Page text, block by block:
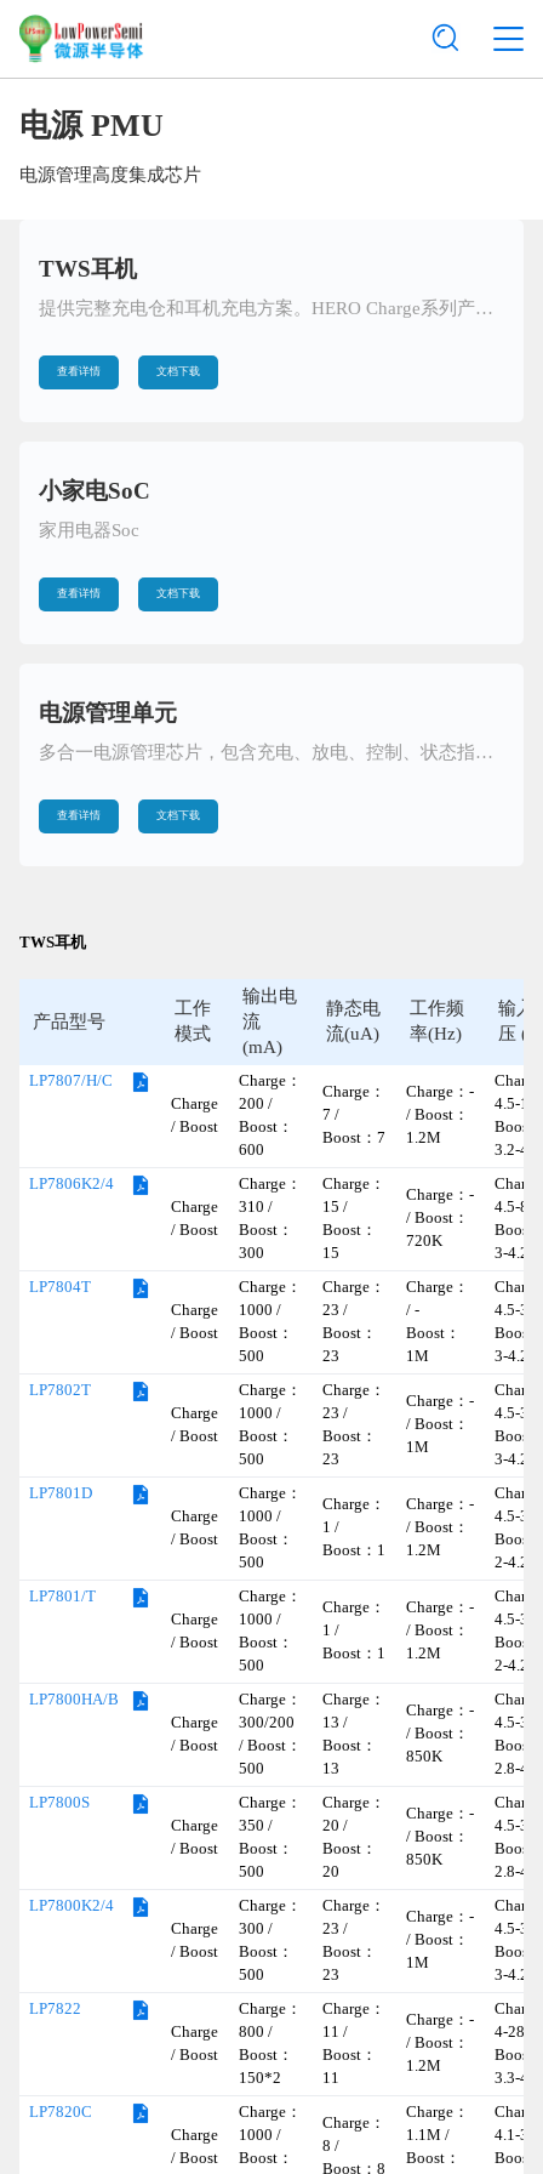
电源 PMU
电源管理高度集成芯片
TWS耳机
提供完整充电仓和耳机充电方案。HERO Charge系列产品支持高达5C（250mA）充电，比普通耳机充电效率高20%，提高充电仓电池续航时间
查看详情 文档下载
小家电SoC
家用电器Soc
查看详情 文档下载
电源管理单元
多合一电源管理芯片，包含充电、放电、控制、状态指示、锂电保护等功能集成
查看详情 文档下载
TWS耳机
产品型号
工作
模式
输出电
流
(mA)
静态电
流(uA)
工作频
率(Hz)
输入
压
LP7807/H/C
Charge
/ Boost
Charge：
200 /
Boost：
600
Charge：
7 /
Boost：7
Charge：-
/ Boost：
1.2M
4.5-10
Boost
3.2-4.2
LP7806K2/4
Charge
/ Boost
Charge：
310 /
Boost：
300
Charge：
15 /
Boost：
15
Charge：-
/ Boost：
720K
4.5-8 /
Boost
3-4.2
LP7804T
Charge
/ Boost
Charge：
1000 /
Boost：
500
Charge：
23 /
Boost：
23
Charge：
/ -
Boost：
1M
4.5-30
Boost
3-4.2
LP7802T
Charge
/ Boost
Charge：
1000 /
Boost：
500
Charge：
23 /
Boost：
23
Charge：-
/ Boost：
1M
4.5-30
Boost
3-4.2
LP7801D
Charge
/ Boost
Charge：
1000 /
Boost：
500
Charge：
1 /
Boost：1
Charge：-
/ Boost：
1.2M
4.5-30
Boost
2-4.2
LP7801/T
Charge
/ Boost
Charge：
1000 /
Boost：
500
Charge：
1 /
Boost：1
Charge：-
/ Boost：
1.2M
4.5-36
Boost
2-4.2
LP7800HA/B
Charge
/ Boost
Charge：
300/200
/ Boost：
500
Charge：
13 /
Boost：
13
Charge：-
/ Boost：
850K
4.5-30
Boost
2.8-4.2
LP7800S
Charge
/ Boost
Charge：
350 /
Boost：
500
Charge：
20 /
Boost：
20
Charge：-
/ Boost：
850K
4.5-30
Boost
2.8-4.2
LP7800K2/4
Charge
/ Boost
Charge：
300 /
Boost：
500
Charge：
23 /
Boost：
23
Charge：-
/ Boost：
1M
4.5-30
Boost
3-4.2
LP7822
Charge
/ Boost
Charge：
800 /
Boost：
150*2
Charge：
11 /
Boost：
11
Charge：-
/ Boost：
1.2M
4-28 /
Boost
3.3-4.4
LP7820C
Charge
/ Boost
Charge：
1000 /
Boost：
Charge：
8 /
Boost：8
Charge：
1.1M /
Boost：
4.1-30
Boost